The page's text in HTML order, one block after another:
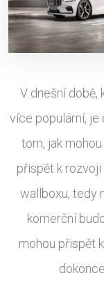
V dnešní době,
více populární,
tom, jak
přispět k
wallboxu, tedy
komerční
mohou přispět